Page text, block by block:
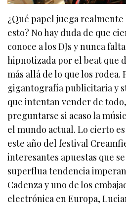
¿Qué papel juega realmente
esto? No hay duda de que
conoce a los DJs y nunca
hipnotizada por el beat que
más allá de lo que los rodea.
gigantografía publicitaria y
que intentan vender de
preguntarse si acaso la
el mundo actual. Lo cierto
este año del festival
interesantes apuestas que
superflua tendencia
Cadenza y uno de los
electrónica en Europa,